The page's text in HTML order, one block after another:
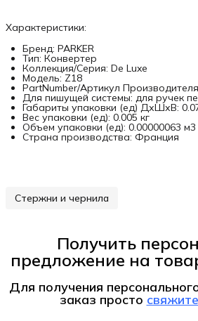
Характеристики:
Бренд: PARKER
Тип: Конвертер
Коллекция/Серия: De Luxe
Модель: Z18
PartNumber/Артикул
Для пишущей системы: для ручек
Габариты упаковки (ед) ДхШхВ:
Вес упаковки (ед): 0.005 кг
Объем упаковки (ед): 0.00000063 м3
Страна производства: Франция
Стержни и чернила
Получить
предложение на
Для получения
заказ просто